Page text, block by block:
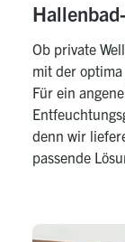
Ob private
mit der
Für ein
denn wir
passende